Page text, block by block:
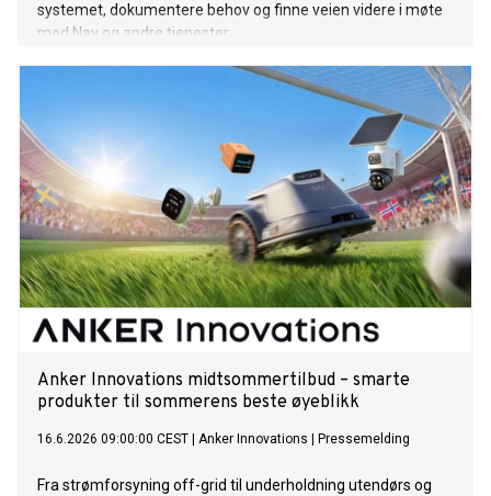
systemet, dokumentere behov og finne veien videre i møte
med Nav og andre tjenester.
Anker Innovations midtsommertilbud – smarte
produkter til sommerens beste øyeblikk
16.6.2026 09:00:00 CEST Anker Innovations Pressemelding
Fra strømforsyning off-grid til underholdning utendørs og